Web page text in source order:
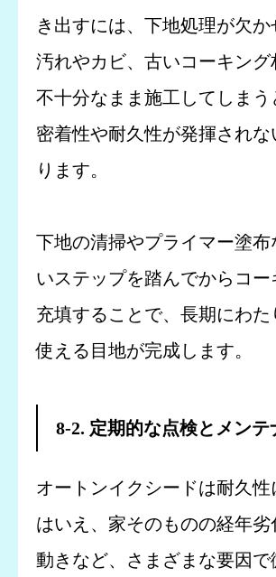
き出すには、下地処理が欠か
汚れやカビ、古いコーキング
不十分なまま施工してしまう
密着性や耐久性が発揮されな
ります。
下地の清掃やプライマー塗布
いステップを踏んでからコー
充填することで、長期にわた
使える目地が完成します。
8-2. 定期的な点検とメンテ
オートンイクシードは耐久性
はいえ、家そのものの経年劣
動きなど、さまざまな要因で